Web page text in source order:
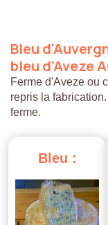
Bleu
bleu d'Aveze
Ferme d'Aveze ou
repris la
ferme.
Bleu :